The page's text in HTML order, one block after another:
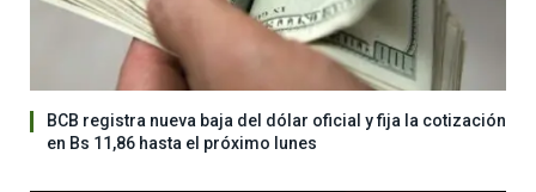
BCB registra nueva baja del dólar oficial y fija la cotización
en Bs 11,86 hasta el próximo lunes